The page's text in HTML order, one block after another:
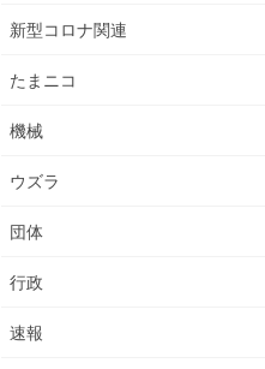
新型コロナ関連
たまニコ
機械
ウズラ
団体
行政
速報